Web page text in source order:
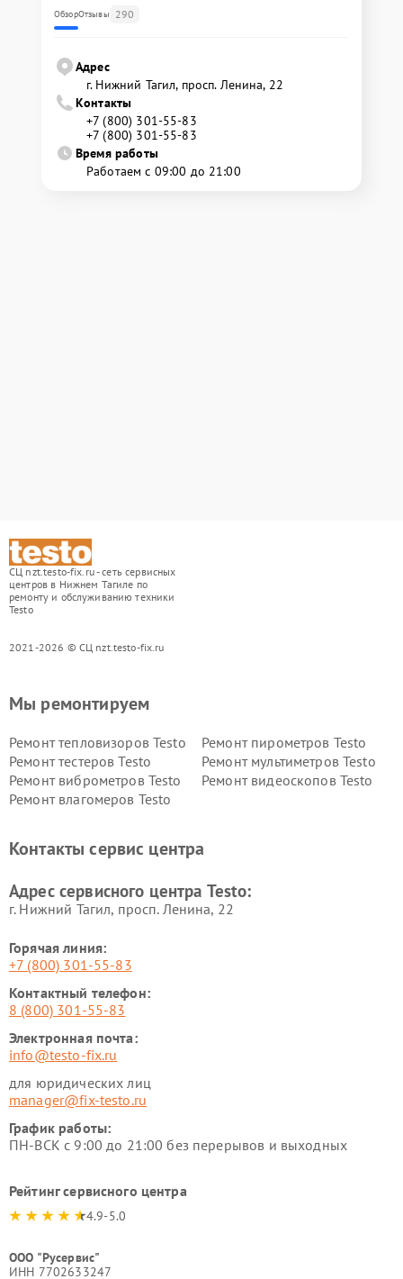
ОбзорОтзывы 290
Адрес
г. Нижний Тагил, просп. Ленина, 22
Контакты
+7 (800) 301-55-83
+7 (800) 301-55-83
Время работы
Работаем с 09:00 до 21:00
СЦ nzt.testo-fix.ru - сеть сервисных
центров в Нижнем Тагиле по
ремонту и обслуживанию техники
Testo
2021-2026 © СЦ nzt.testo-fix.ru
Мы ремонтируем
Ремонт тепловизоров Testo
Ремонт пирометров Testo
Ремонт тестеров Testo
Ремонт мультиметров Testo
Ремонт виброметров Testo
Ремонт видеоскопов Testo
Ремонт влагомеров Testo
Контакты сервис центра
Адрес сервисного центра Testo:
г. Нижний Тагил, просп. Ленина, 22
Горячая линия:
+7 (800) 301-55-83
Контактный телефон:
8 (800) 301-55-83
Электронная почта:
info@testo-fix.ru
для юридических лиц
manager@fix-testo.ru
График работы:
ПН-ВСК с 9:00 до 21:00 без перерывов и выходных
Рейтинг сервисного центра
4.9-5.0
ООО "Русервис"
ИНН 7702633247